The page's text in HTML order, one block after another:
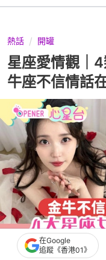
熱話 開罐
星座愛情觀｜
牛座不信情話
撰文：聯合新聞網
在Google
追蹤《香港01》